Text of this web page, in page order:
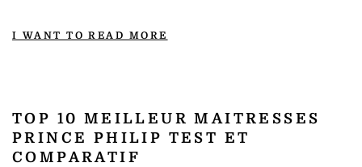
I WANT TO READ MORE
TOP 10 MEILLEUR MAITRESSES
PRINCE PHILIP TEST ET
COMPARATIF